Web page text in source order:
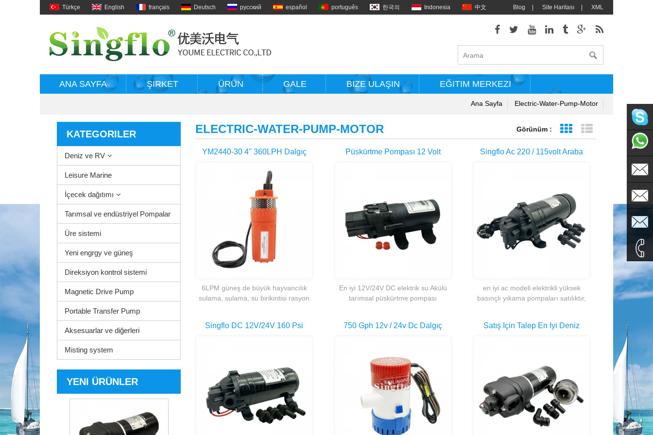
Türkçe English français Deutsch русский español português 한국의 Indonesia 中文 Blog Site Haritası XML
ANA SAYFA ŞIRKET ÜRÜN GALE BIZE ULAŞIN EĞITIM MERKEZI
Ana Sayfa Electric-Water-Pump-Motor
KATEGORILER
Deniz ve RV
Leisure Marine
İçecek dağıtımı
Tarımsal ve endüstriyel Pompalar
Üre sistemi
Yeni engrgy ve güneş
Direksiyon kontrol sistemi
Magnetic Drive Pump
Portable Transfer Pump
Aksesuarlar ve diğerleri
Misting system
YENI ÜRÜNLER
ELECTRIC-WATER-PUMP-MOTOR Görünüm : Tablo görünümüListe görünümü
YM2440-30 4'' 360LPH Dalgıç
Pompaları
6LPM güneş de büyük hayvancılık
sulama, sulama, su birikintisi rasyon
Püskürtme Pompası 12 Volt
En iyi 12V/24V DC elektrik su Akülü
tarımsal püskürtme pompası
Singflo Ac 220 / 115volt Araba
en iyi ac modeli elektrikli yüksek
basınçlı yıkama pompaları satılıktır,
robotuvb.
Singflo DC 12V/24V 160 Psi
750 Gph 12v / 24v Dc Dalgıç
Pompası
Satış Için Talep En Iyi Deniz
12 Volt
0086-